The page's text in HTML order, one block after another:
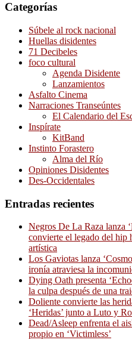
Categorías
Súbele al rock nacional
Huellas disidentes
71 Decibeles
foco cultural
Agenda Disidente
Lanzamientos
Asfalto Cinema
Narraciones Transeúntes
El Calendario del
Inspírate
KitBand
Instinto Forastero
Alma del Río
Opiniones Disidentes
Des-Occidentales
Entradas recientes
Negros De La Raza lanza
convierte el legado del hip
artística
Los Gaviotas lanza
ironía atraviesa la
Dying Oath presenta
la culpa después de una
Doliente convierte las
‘Heridas’ junto a Luto y
Dead/Asleep enfrenta el
propio en ‘Victimless’